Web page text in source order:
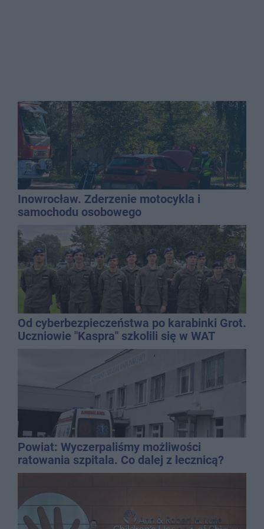
Inowrocław. Zderzenie motocykla i
samochodu osobowego
Od cyberbezpieczeństwa po karabinki Grot.
Uczniowie "Kaspra" szkolili się w WAT
Powiat: Wyczerpaliśmy możliwości
ratowania szpitala. Co dalej z lecznicą?